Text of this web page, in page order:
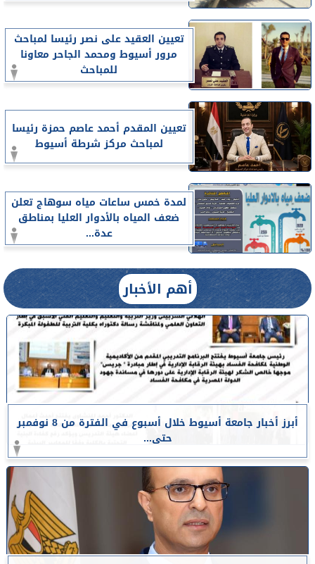
تعيين العقيد على نصر رئيسا لمباحث
مرور أسيوط ومحمد الجاحر معاونا
للمباحث
تعيين المقدم أحمد عاصم حمزة رئيسا
لمباحث مركز شرطة أسيوط
لمدة خمس ساعات مياه سوهاج تعلن
ضعف المياه بالأدوار العليا بمناطق
عدة...
أهم الأخبار
أبرز أخبار جامعة أسيوط خلال أسبوع في الفترة من 8 نوفمبر
حتى...